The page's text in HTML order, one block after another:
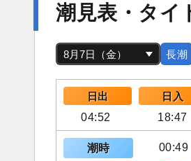
潮見表・タイ
長潮
日出 日入
04:52
18:47
潮時 00:49